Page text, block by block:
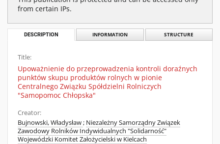
from certain IPs.
DESCRIPTION INFORMATION STRUCTURE
Title:
Upoważnienie do przeprowadzenia kontroli doraźnych
punktów skupu produktów rolnych w pionie
Centralnego Związku Spółdzielni Rolniczych
"Samopomoc Chłopska"
Creator:
Bujnowski, Władysław; Niezależny Samorządny Związek
Zawodowy Rolników Indywidualnych "Solidarność"
Wojewódzki Komitet Założycielski w Kielcach